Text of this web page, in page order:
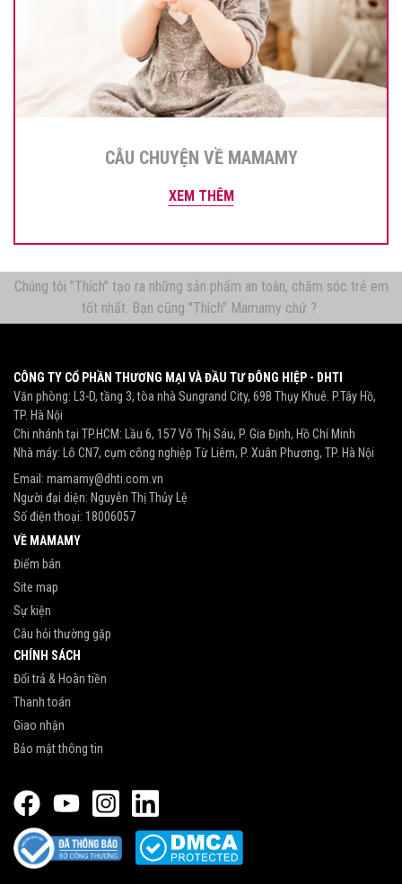
CÂU CHUYỆN VỀ MAMAMY
XEM THÊM
Chúng tôi "Thích" tạo ra những sản phẩm an toàn, chăm sóc trẻ em
tốt nhất. Bạn cũng "Thích" Mamamy chứ ?
CÔNG TY CỔ PHẦN THƯƠNG MẠI VÀ ĐẦU TƯ ĐÔNG HIỆP - DHTI
Văn phòng: L3-D, tầng 3, tòa nhà Sungrand City, 69B Thụy Khuê. P.Tây Hồ,
TP. Hà Nội
Chi nhánh tại TP.HCM: Lầu 6, 157 Võ Thị Sáu, P. Gia Định, Hồ Chí Minh
Nhà máy: Lô CN7, cụm công nghiệp Từ Liêm, P. Xuân Phương, TP. Hà Nội
Email: mamamy@dhti.com.vn
Người đại diện: Nguyễn Thị Thủy Lệ
Số điện thoại: 18006057
VỀ MAMAMY
Điểm bán
Site map
Sự kiện
Câu hỏi thường gặp
CHÍNH SÁCH
Đổi trả & Hoàn tiền
Thanh toán
Giao nhận
Bảo mật thông tin